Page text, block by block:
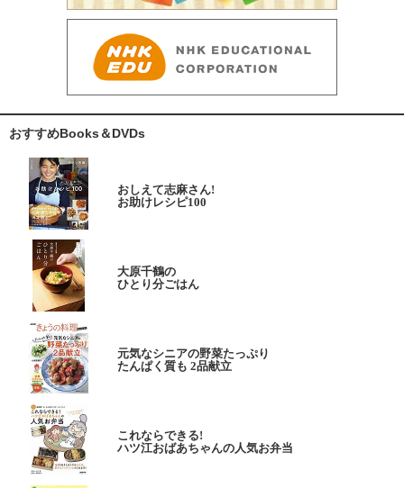
おすすめBooks＆DVDs
おしえて志麻さん!
お助けレシピ100
大原千鶴の
ひとり分ごはん
元気なシニアの野菜たっぷり
たんぱく質も 2品献立
これならできる!
ハツ江おばあちゃんの人気お弁当